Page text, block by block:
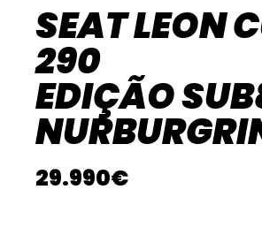
SEAT LEON
290
EDIÇÃO
29.990€